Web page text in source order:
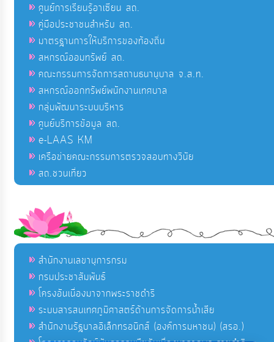
ศูนย์การเรียนรู้อาเซียน สถ.
คู่มือประชาชนสำหรับ สถ.
มาตรฐานการให้บริการของท้องถิ่น
สหกรณ์ออมทรัพย์ สถ.
คณะกรรมการจัดการสถานธนานุบาล จ.ส.ท.
สหกรณ์ออกทรัพย์พนักงานเทศบาล
กลุ่มพัฒนาระบบบริหาร
ศูนย์บริการข้อมูล สถ.
e-LAAS KM
เครือข่ายคณะกรรมการตรวจสอบทางวินัย
สถ.ชวนเที่ยว
สำนักงานเลขานุการกรม
กรมประชาสัมพันธ์
โครงอันเนื่องมาจากพระราชดำริ
ระบบสารสนเทศภูมิศาสตร์ด้านการจัดการน้ำเสีย
สำนักงานรัฐบาลอิเล็กทรอนิกส์ (องค์การมหาชน) (สรอ.)